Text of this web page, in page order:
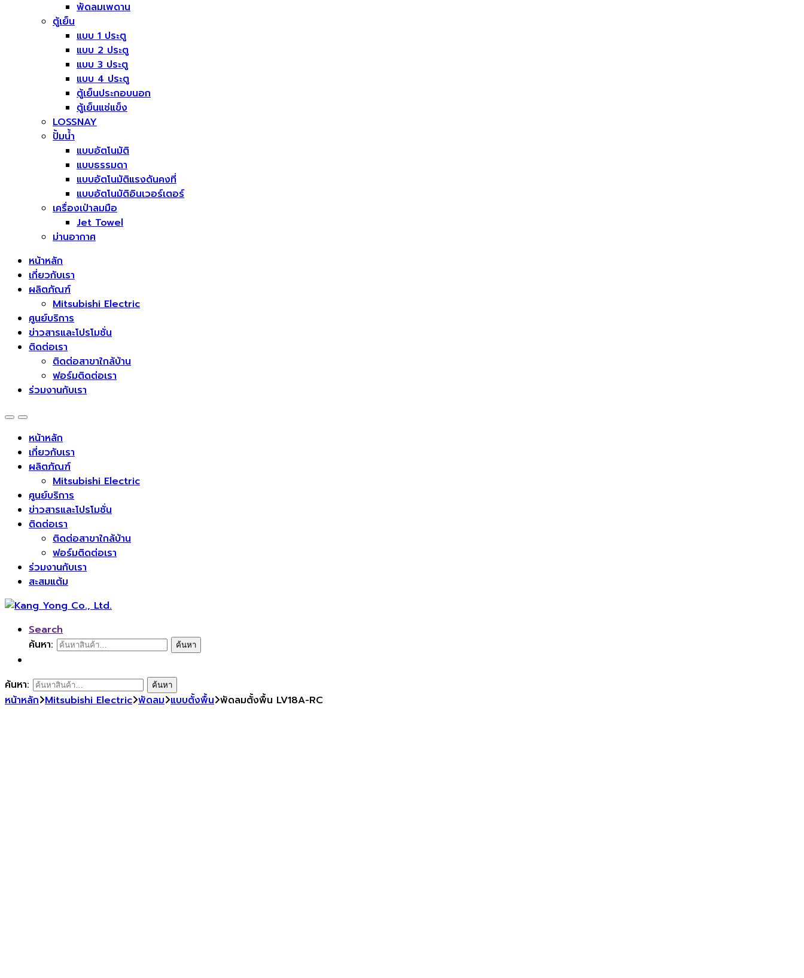
พัดลมเพดาน
ตู้เย็น
แบบ 1 ประตู
แบบ 2 ประตู
แบบ 3 ประตู
แบบ 4 ประตู
ตู้เย็นประกอบนอก
ตู้เย็นแช่แข็ง
LOSSNAY
ปั้มน้ำ
แบบอัตโนมัติ
แบบธรรมดา
แบบอัตโนมัติแรงดันคงที่
แบบอัตโนมัติอินเวอร์เตอร์
เครื่องเป่าลมมือ
Jet Towel
ม่านอากาศ
หน้าหลัก
เกี่ยวกับเรา
ผลิตภัณฑ์
Mitsubishi Electric
ศูนย์บริการ
ข่าวสารและโปรโมชั่น
ติดต่อเรา
ติดต่อสาขาใกล้บ้าน
ฟอร์มติดต่อเรา
ร่วมงานกับเรา
หน้าหลัก
เกี่ยวกับเรา
ผลิตภัณฑ์
Mitsubishi Electric
ศูนย์บริการ
ข่าวสารและโปรโมชั่น
ติดต่อเรา
ติดต่อสาขาใกล้บ้าน
ฟอร์มติดต่อเรา
ร่วมงานกับเรา
สะสมแต้ม
Search
ค้นหา:
ค้นหา
ค้นหา: ค้นหา
หน้าหลัก Mitsubishi Electric พัดลม แบบตั้งพื้น พัดลมตั้งพื้น LV18A-RC